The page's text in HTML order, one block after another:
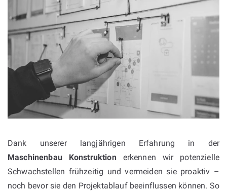
Dank unserer langjährigen Erfahrung in der
Maschinenbau Konstruktionerkennen wir potenzielle
Schwachstellen frühzeitig und vermeiden sie proaktiv –
noch bevor sie den Projektablauf beeinflussen können. So